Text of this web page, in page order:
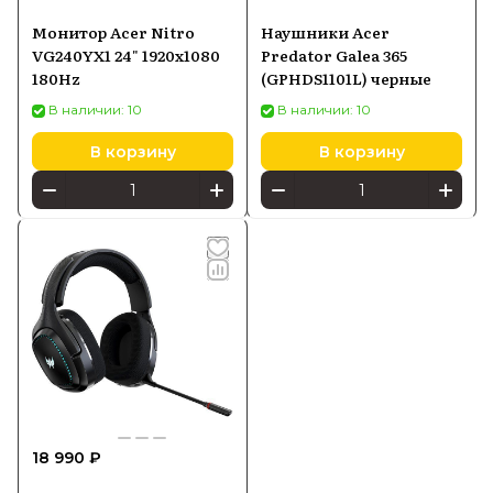
Монитор Acer Nitro
VG240YX1 24" 1920x1080
180Hz
В наличии: 10
В корзину
Наушники Acer
Predator Galea 365
(GPHDS1101L) черные
В наличии: 10
В корзину
18 990 ₽